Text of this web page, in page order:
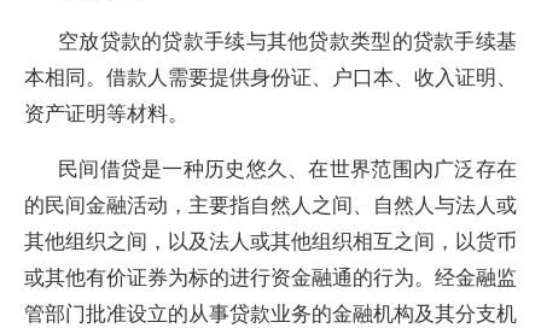
空放贷款的贷款手续与其他贷款类型的贷款手续基
本相同。借款人需要提供身份证、户口本、收入证明、
资产证明等材料。
民间借贷是一种历史悠久、在世界范围内广泛存在
的民间金融活动，主要指自然人之间、自然人与法人或
其他组织之间，以及法人或其他组织相互之间，以货币
或其他有价证券为标的进行资金融通的行为。经金融监
管部门批准设立的从事贷款业务的金融机构及其分支机